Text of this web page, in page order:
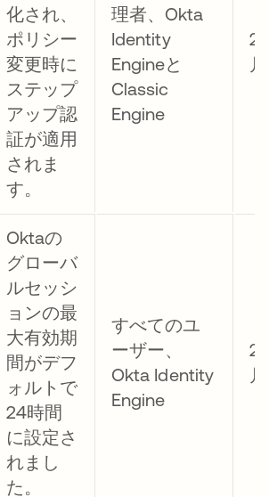
化され、
ポリシー
変更時に
ステップ
アップ認
証が適用
されま
す。
理者、Okta
Identity
Engineと
Classic
Engine
月
Oktaの
グローバ
ルセッシ
ョンの最
大有効期
間がデフ
ォルトで
24時間
に設定さ
れまし
た。
すべてのユ
ーザー、
Okta Identity
Engine
月